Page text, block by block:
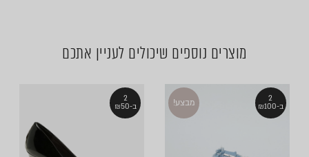
מוצרים נוספים שיכולים לעניין אתכם
2
ב-₪100
מבצע!
2
ב-₪50